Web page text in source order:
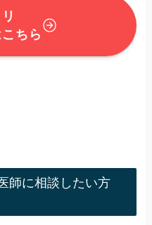
ちら
師に相談したい方